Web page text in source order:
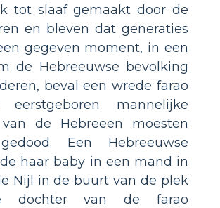
tot slaaf gemaakt door de
en bleven dat generaties
gegeven moment, in een
de Hebreeuwse bevolking
beval een wrede farao
mannelijke
de Hebreeën moesten
Een Hebreeuwse
haar baby in een mand in
Nijl in de buurt van de plek
dochter van de farao